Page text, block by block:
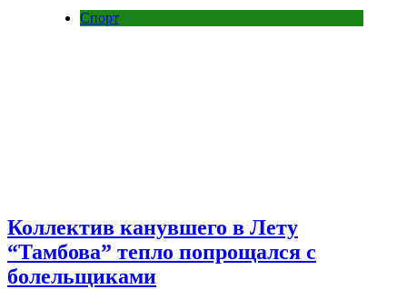
Спорт
Коллектив канувшего в Лету
“Тамбова” тепло попрощался с
болельщиками